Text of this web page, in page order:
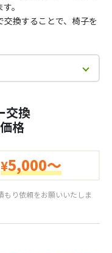
。
交換することで、椅子を
交換
格
¥5,000～
もり依頼をお願いいたしま